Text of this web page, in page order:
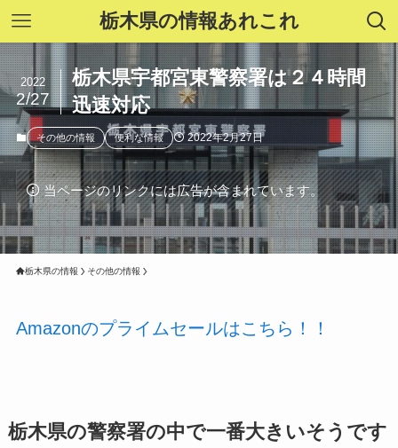
栃木県の情報あれこれ
栃木県宇都宮東警察署は２４時間
迅速対応
2022
2/27
その他の情報 便利な情報 2022年2月27日
当ページのリンクには広告が含まれています。
栃木県の情報 その他の情報
Amazonのプライムセールはこちら！！
栃木県の警察署の中で一番大きいそうです